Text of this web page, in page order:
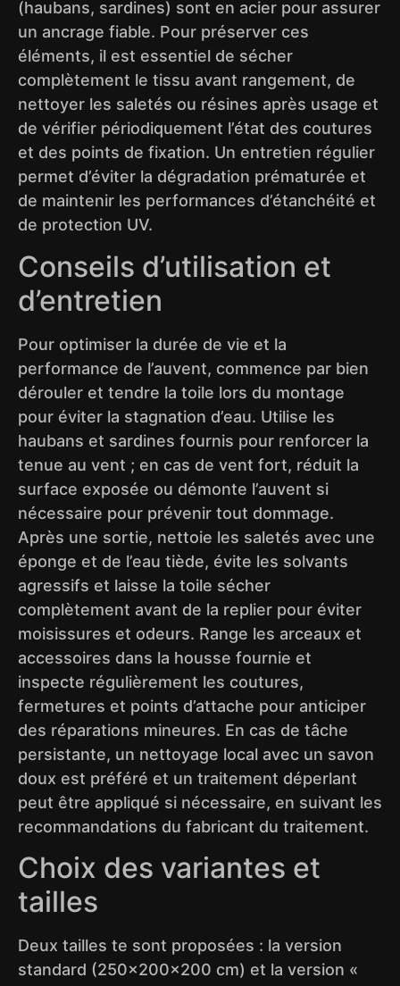
(haubans, sardines) sont en acier pour assurer
un ancrage fiable. Pour préserver ces
éléments, il est essentiel de sécher
complètement le tissu avant rangement, de
nettoyer les saletés ou résines après usage et
de vérifier périodiquement l’état des coutures
et des points de fixation. Un entretien régulier
permet d’éviter la dégradation prématurée et
de maintenir les performances d’étanchéité et
de protection UV.
Conseils d’utilisation et
d’entretien
Pour optimiser la durée de vie et la
performance de l’auvent, commence par bien
dérouler et tendre la toile lors du montage
pour éviter la stagnation d’eau. Utilise les
haubans et sardines fournis pour renforcer la
tenue au vent ; en cas de vent fort, réduit la
surface exposée ou démonte l’auvent si
nécessaire pour prévenir tout dommage.
Après une sortie, nettoie les saletés avec une
éponge et de l’eau tiède, évite les solvants
agressifs et laisse la toile sécher
complètement avant de la replier pour éviter
moisissures et odeurs. Range les arceaux et
accessoires dans la housse fournie et
inspecte régulièrement les coutures,
fermetures et points d’attache pour anticiper
des réparations mineures. En cas de tâche
persistante, un nettoyage local avec un savon
doux est préféré et un traitement déperlant
peut être appliqué si nécessaire, en suivant les
recommandations du fabricant du traitement.
Choix des variantes et
tailles
Deux tailles te sont proposées : la version
standard (250x200x200 cm) et la version «